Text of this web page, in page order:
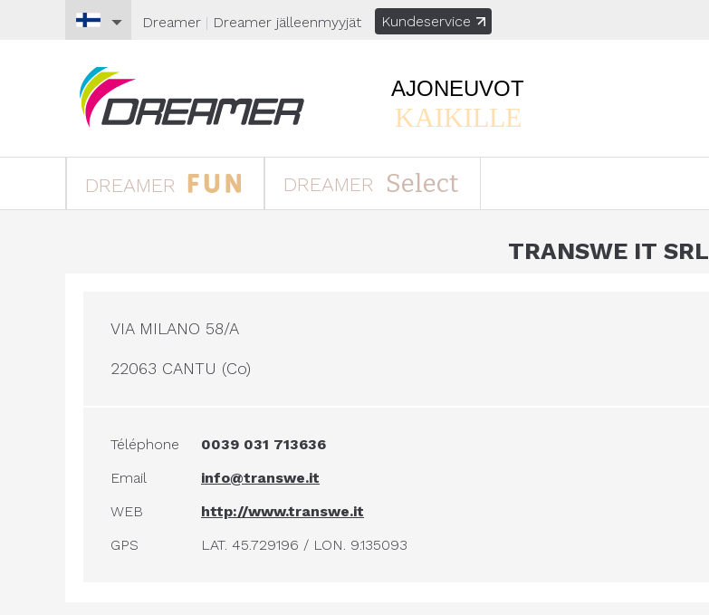
Dreamer | Dreamer jälleenmyyjät Kundeservice
AJONEUVOT
KAIKILLE
DREAMER DREAMER Select
TRANSWE IT SRL
VIA MILANO 58/A
22063 CANTU (Co)
Téléphone
0039 031 713636
Email
info@transwe.it
WEB
http://www.transwe.it
GPS
LAT. 45.729196 / LON. 9.135093